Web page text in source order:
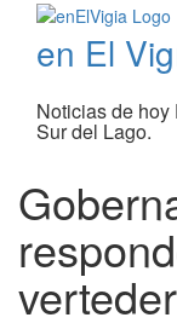
en El
Noticias de
Sur del Lago.